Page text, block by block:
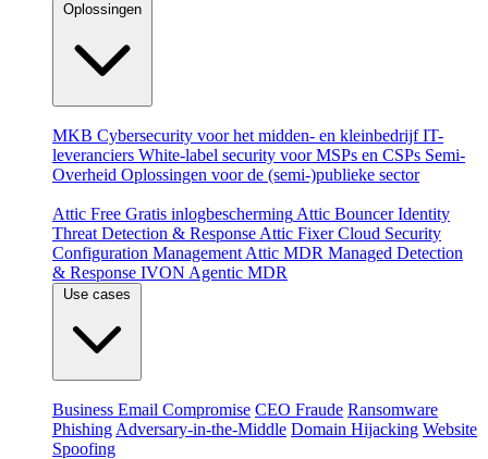
MKB Cybersecurity voor het midden- en kleinbedrijf IT-
leveranciers White-label security voor MSPs en CSPs Semi-
Overheid Oplossingen voor de (semi-)publieke sector
Attic Free Gratis inlogbescherming Attic Bouncer Identity
Threat Detection & Response Attic Fixer Cloud Security
Configuration Management Attic MDR Managed Detection
& Response IVON Agentic MDR
Business Email Compromise CEO Fraude Ransomware
Phishing Adversary-in-the-Middle Domain Hijacking Website
Spoofing